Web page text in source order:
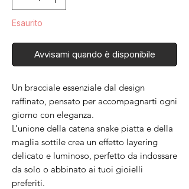
Esaurito
Avvisami quando è disponibile
Un bracciale essenziale dal design
raffinato, pensato per accompagnarti ogni
giorno con eleganza.
L’unione della catena snake piatta e della
maglia sottile crea un effetto layering
delicato e luminoso, perfetto da indossare
da solo o abbinato ai tuoi gioielli
preferiti.